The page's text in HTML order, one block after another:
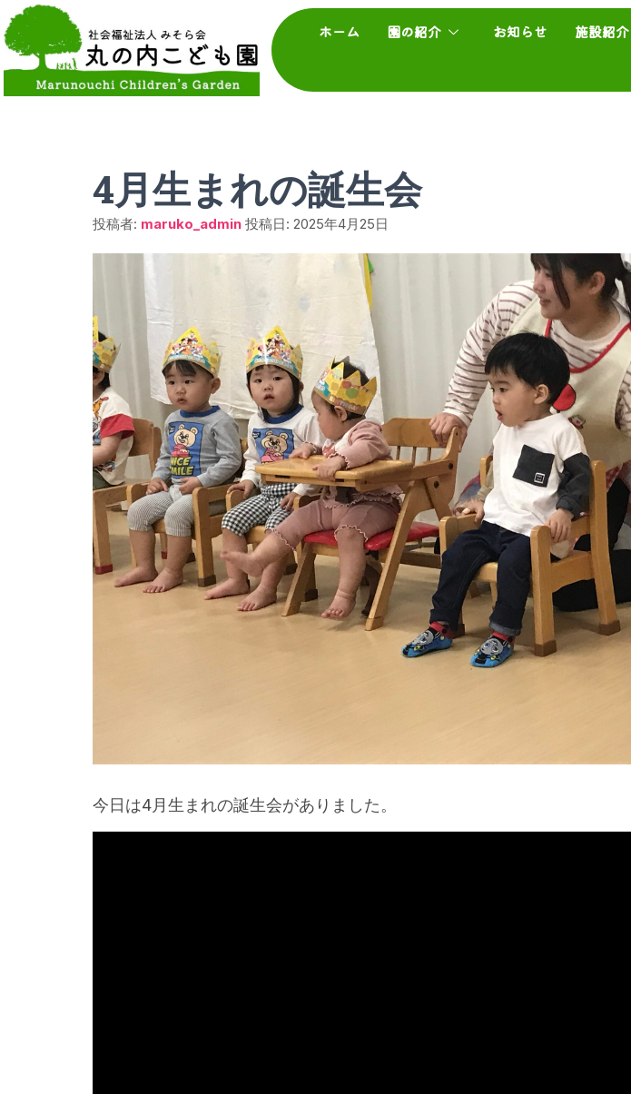
ホーム 園の紹介 お知らせ 施設紹介
4月生まれの誕生会
投稿者: maruko_admin 投稿日: 2025年4月25日
今日は4月生まれの誕生会がありました。